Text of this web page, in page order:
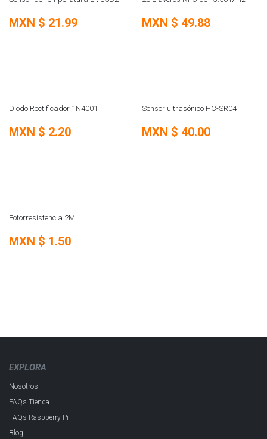
MXN $ 21.99 MXN $ 49.88
REMATE
Diodo Rectificador 1N4001
MXN $ 2.20
Sensor ultrasónico HC-SR04
MXN $ 40.00
Fotorresistencia 2M
MXN $ 1.50
EXPLORA
Nosotros
FAQs Tienda
FAQs Raspberry Pi
Blog